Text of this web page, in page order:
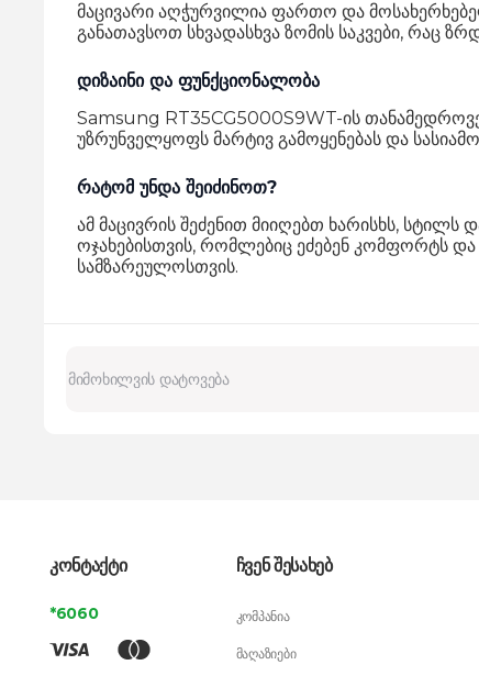
მაცივარი აღჭურვილია ფართო და
განათავსოთ სხვადასხვა ზომის საკვები, რაც
დიზაინი და ფუნქციონალობა
Samsung RT35CG5000S9WT-ის
უზრუნველყოფს მარტივ გამოყენებას და
რატომ უნდა შეიძინოთ?
ამ მაცივრის შეძენით მიიღებთ ხარისხს,
ოჯახებისთვის, რომლებიც ეძებენ კომფორტს
სამზარეულოსთვის.
კონტაქტი
*6060
ჩვენ შესახებ
კომპანია
მაღაზიები